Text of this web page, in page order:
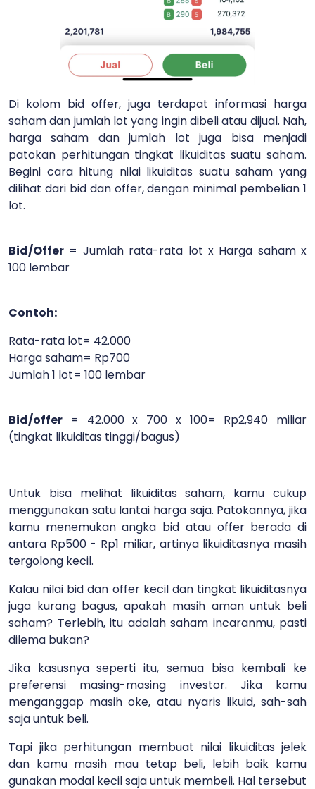
Di kolom bid offer, juga terdapat informasi harga
saham dan jumlah lot yang ingin dibeli atau dijual. Nah,
harga saham dan jumlah lot juga bisa menjadi
patokan perhitungan tingkat likuiditas suatu saham.
Begini cara hitung nilai likuiditas suatu saham yang
dilihat dari bid dan offer, dengan minimal pembelian 1
lot.
Bid/Offer = Jumlah rata-rata lot x Harga saham x
100 lembar
Contoh:
Rata-rata lot= 42.000
Harga saham= Rp700
Jumlah 1 lot= 100 lembar
Bid/offer = 42.000 x 700 x 100= Rp2,940 miliar
(tingkat likuiditas tinggi/bagus)
Untuk bisa melihat likuiditas saham, kamu cukup
menggunakan satu lantai harga saja. Patokannya, jika
kamu menemukan angka bid atau offer berada di
antara Rp500 - Rp1 miliar, artinya likuiditasnya masih
tergolong kecil.
Kalau nilai bid dan offer kecil dan tingkat likuiditasnya
juga kurang bagus, apakah masih aman untuk beli
saham? Terlebih, itu adalah saham incaranmu, pasti
dilema bukan?
Jika kasusnya seperti itu, semua bisa kembali ke
preferensi masing-masing investor. Jika kamu
menganggap masih oke, atau nyaris likuid, sah-sah
saja untuk beli.
Tapi jika perhitungan membuat nilai likuiditas jelek
dan kamu masih mau tetap beli, lebih baik kamu
gunakan modal kecil saja untuk membeli. Hal tersebut